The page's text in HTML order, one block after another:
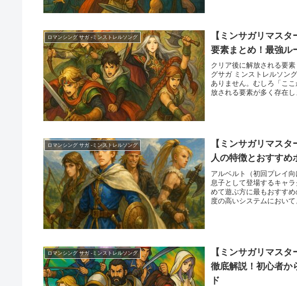
ロマンシング サガ -ミンストレルソング
【ミンサガリマス
要素まとめ！最強ル
クリア後に解放される要
グサガ ミンストレルソン
ありません。むしろ「こ
放される要素が多く存在
ロマンシング サガ -ミンストレルソング
【ミンサガリマス
人の特徴とおすすめ
アルベルト（初回プレイ
息子として登場するキャ
めて遊ぶ方に最もおすす
度の高いシステムにおい
ロマンシング サガ -ミンストレルソング
【ミンサガリマス
徹底解説！初心者か
ド